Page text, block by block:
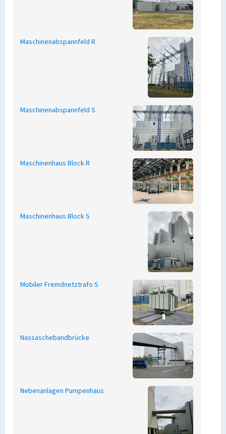
Maschinenabspannfeld R
Maschinenabspannfeld S
Maschinenhaus Block R
Maschinenhaus Block S
Mobiler Fremdnetztrafo S
Nassaschebandbrücke
Nebenanlagen Pumpenhaus